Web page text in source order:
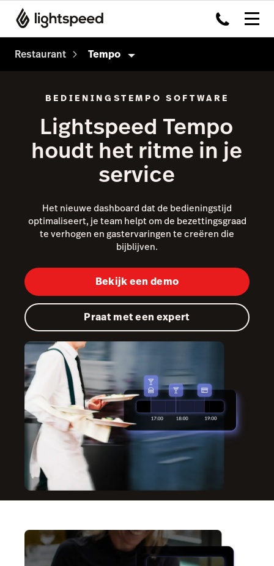
Restaurant Tempo
Kassasysteem
Payments
Kitchen Display System
Capital
Advanced Insights
Order Anywhere
Tableside
Pulse app
Reservations
Tasks
Tempo
Benchmarks & Trends
Hardware
Integraties
Multi-locatie
Klanten
BEDIENINGSTEMPO SOFTWARE
Lightspeed Tempo
houdt het ritme in je
service
Het nieuwe dashboard dat de bedieningstijd
optimaliseert, je team helpt om de bezettingsgraad
te verhogen en gastervaringen te creëren die
bijblijven.
Bekijk een demo
Praat met een expert